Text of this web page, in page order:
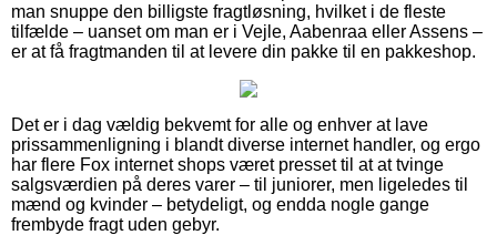
man snuppe den billigste fragtløsning, hvilket i de fleste
tilfælde – uanset om man er i Vejle, Aabenraa eller Assens –
er at få fragtmanden til at levere din pakke til en pakkeshop.
Det er i dag vældig bekvemt for alle og enhver at lave
prissammenligning i blandt diverse internet handler, og ergo
har flere Fox internet shops været presset til at at tvinge
salgsværdien på deres varer – til juniorer, men ligeledes til
mænd og kvinder – betydeligt, og endda nogle gange
frembyde fragt uden gebyr.